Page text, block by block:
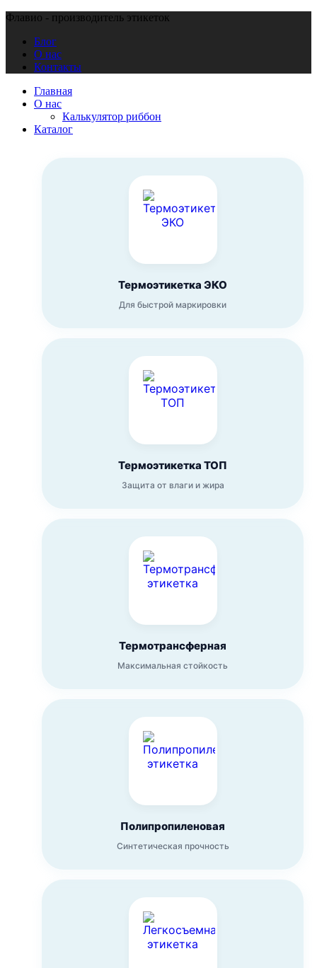
Флавио - производитель этикеток
Блог
О нас
Контакты
Главная
О нас
Калькулятор риббон
Каталог
Термоэтикетка ЭКО
Для быстрой маркировки
Термоэтикетка ТОП
Защита от влаги и жира
Термотрансферная
Максимальная стойкость
Полипропиленовая
Синтетическая прочность